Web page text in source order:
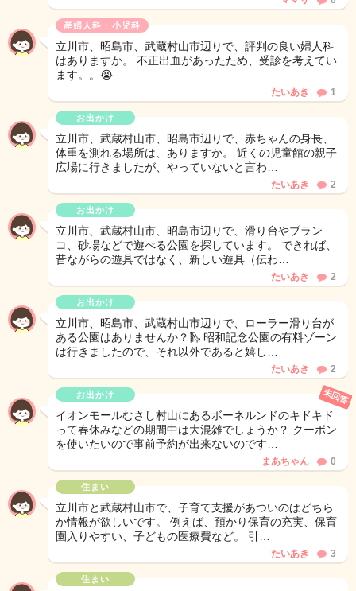
産婦人科・小児科
立川市、昭島市、武蔵村山市辺りで、評判の良い婦人科
はありますか。 不正出血があったため、受診を考えてい
ます。。😭
たいあき 1
お出かけ
立川市、武蔵村山市、昭島市辺りで、赤ちゃんの身長、
体重を測れる場所は、ありますか。 近くの児童館の親子
広場に行きましたが、やっていないと言わ…
たいあき 2
お出かけ
立川市、武蔵村山市、昭島市辺りで、滑り台やブラン
コ、砂場などで遊べる公園を探しています。 できれば、
昔ながらの遊具ではなく、新しい遊具（伝わ…
たいあき 2
お出かけ
立川市、昭島市、武蔵村山市辺りで、ローラー滑り台が
ある公園はありませんか？🛝 昭和記念公園の有料ゾーン
は行きましたので、それ以外であると嬉し…
たいあき 2
お出かけ
イオンモールむさし村山にあるボーネルンドのキドキド
って春休みなどの期間中は大混雑でしょうか？ クーポン
を使いたいので事前予約が出来ないのです…
未回答
まあちゃん 0
住まい
立川市と武蔵村山市で、子育て支援があついのはどちら
か情報が欲しいです。 例えば、預かり保育の充実、保育
園入りやすい、子どもの医療費など。 引…
たいあき 3
住まい